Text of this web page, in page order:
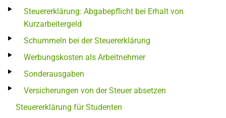
Steuererklärung: Abgabepflicht bei Erhalt von
Kurzarbeitergeld
Schummeln bei der Steuererklärung
Werbungskosten als Arbeitnehmer
Sonderausgaben
Versicherungen von der Steuer absetzen
Steuererklärung für Studenten